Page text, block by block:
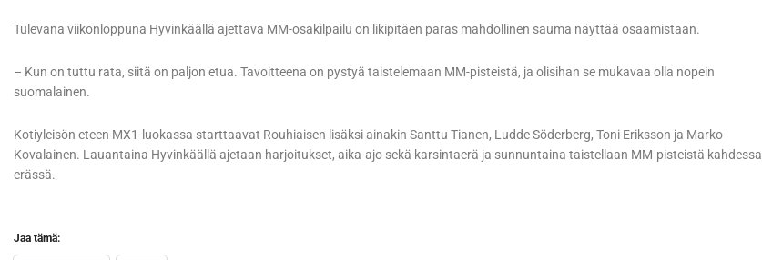
Tulevana viikonloppuna Hyvinkäällä ajettava MM-osakilpailu on likipitäen paras mahdollinen sauma näyttää osaamistaan.
– Kun on tuttu rata, siitä on paljon etua. Tavoitteena on pystyä taistelemaan MM-pisteistä, ja olisihan se mukavaa olla nopein
suomalainen.
Kotiyleisön eteen MX1-luokassa starttaavat Rouhiaisen lisäksi ainakin Santtu Tianen, Ludde Söderberg, Toni Eriksson ja Marko
Kovalainen. Lauantaina Hyvinkäällä ajetaan harjoitukset, aika-ajo sekä karsintaerä ja sunnuntaina taistellaan MM-pisteistä kahdessa
erässä.
Jaa tämä: